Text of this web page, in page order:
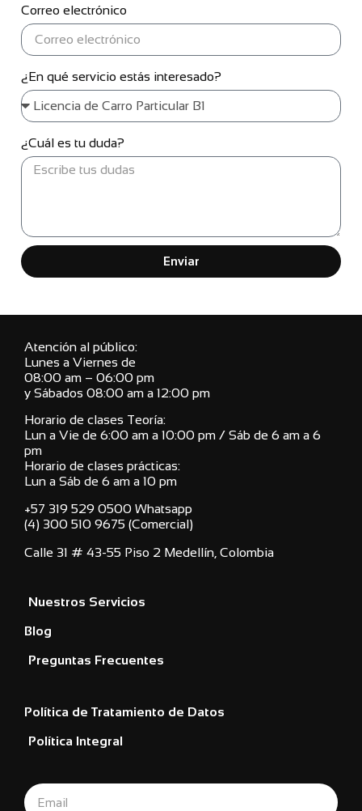
Correo electrónico
¿En qué servicio estás interesado?
¿Cuál es tu duda?
Enviar
Atención al público:
Lunes a Viernes de
08:00 am – 06:00 pm
y Sábados 08:00 am a 12:00 pm
Horario de clases Teoría:
Lun a Vie de 6:00 am a 10:00 pm / Sáb de 6 am a 6
pm
Horario de clases prácticas:
Lun a Sáb de 6 am a 10 pm
+57 319 529 0500 Whatsapp
(4) 300 510 9675 (Comercial)
Calle 31 # 43-55 Piso 2 Medellín, Colombia
Nuestros Servicios
Blog
Preguntas Frecuentes
Política de Tratamiento de Datos
Política Integral